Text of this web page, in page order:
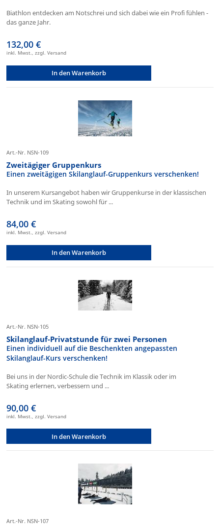
Biathlon entdecken am Notschrei und sich dabei wie ein Profi fühlen -
das ganze Jahr.
132,00 €
inkl. Mwst., zzgl. Versand
In den Warenkorb
Art.-Nr. NSN-109
Zweitägiger Gruppenkurs
Einen zweitägigen Skilanglauf-Gruppenkurs verschenken!
In unserem Kursangebot haben wir Gruppenkurse in der klassischen
Technik und im Skating sowohl für ...
84,00 €
inkl. Mwst., zzgl. Versand
In den Warenkorb
Art.-Nr. NSN-105
Skilanglauf-Privatstunde für zwei Personen
Einen individuell auf die Beschenkten angepassten
Skilanglauf-Kurs verschenken!
Bei uns in der Nordic-Schule die Technik im Klassik oder im
Skating erlernen, verbessern und ...
90,00 €
inkl. Mwst., zzgl. Versand
In den Warenkorb
Art.-Nr. NSN-107